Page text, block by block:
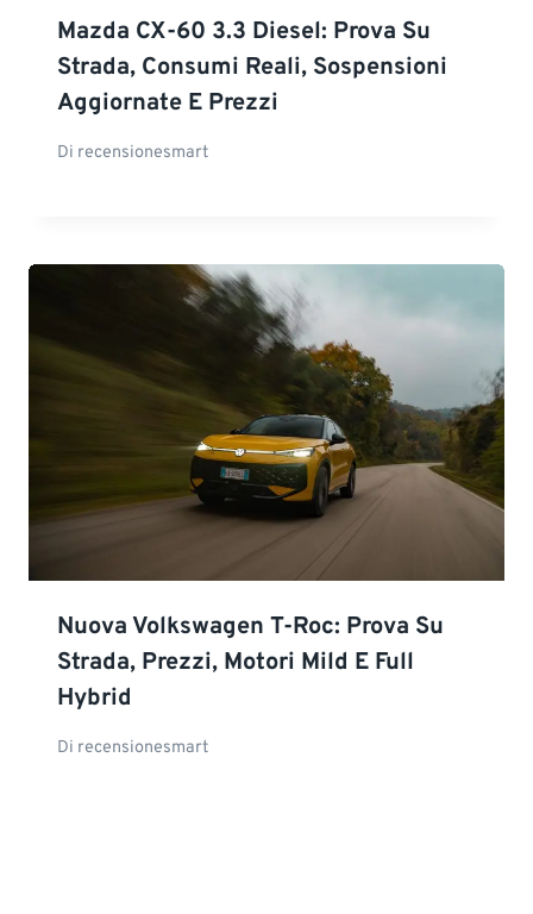
Mazda CX-60 3.3 Diesel: Prova Su
Strada, Consumi Reali, Sospensioni
Aggiornate E Prezzi
Di recensionesmart
Nuova Volkswagen T-Roc: Prova Su
Strada, Prezzi, Motori Mild E Full
Hybrid
Di recensionesmart